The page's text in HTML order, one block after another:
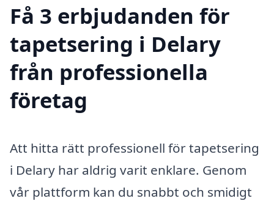
Få 3 erbjudanden för
tapetsering i Delary
från professionella
företag
Att hitta rätt professionell för tapetsering
i Delary har aldrig varit enklare. Genom
vår plattform kan du snabbt och smidigt